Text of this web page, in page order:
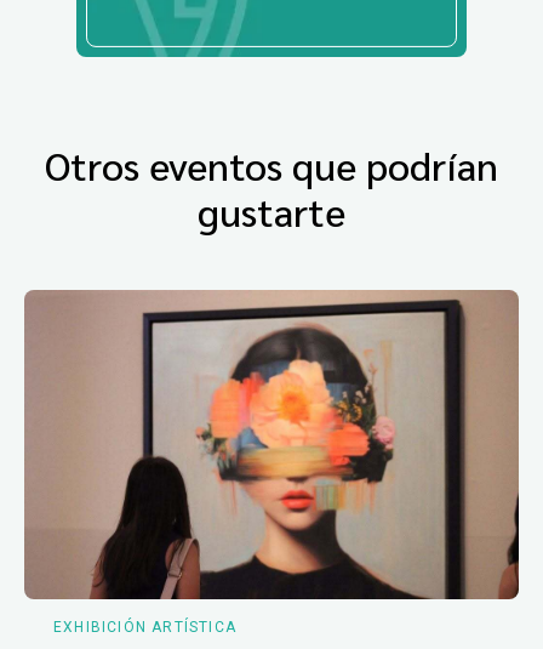
Otros eventos que podrían
gustarte
EXHIBICIÓN ARTÍSTICA